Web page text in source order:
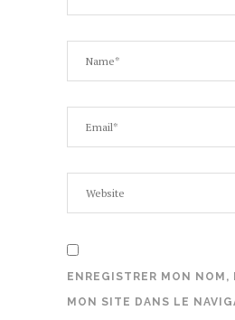
ENREGISTRER MON
MON SITE DANS LE